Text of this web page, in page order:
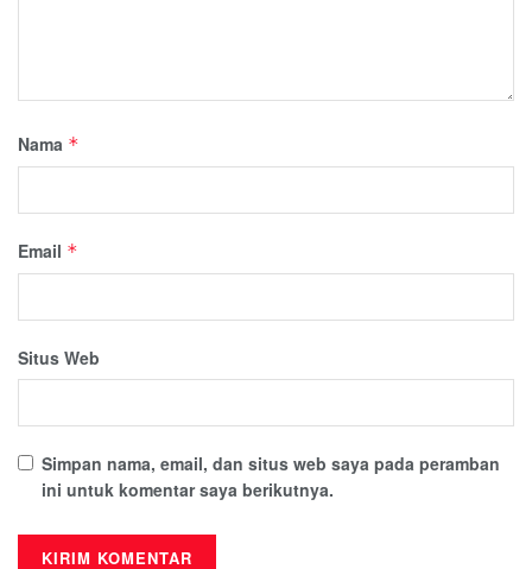
Nama *
Email *
Situs Web
Simpan nama, email, dan situs web saya pada peramban
ini untuk komentar saya berikutnya.